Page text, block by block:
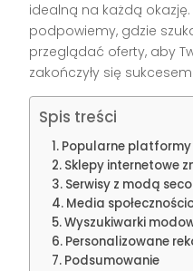
idealną na każdą
podpowiemy, gdzie
przeglądać oferty, aby
zakończyły się sukcesem.
Spis treści
Popularne
Sklepy internetowe
Serwisy z modą
Media
Wyszukiwarki
Personalizowane
Podsumowanie